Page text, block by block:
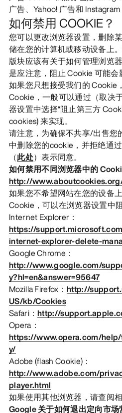
广告、Yahoo! 广告和 Instagram
如何禁用 COOKIE？
您可以更改浏览器设置，删除
储在您的计算机或移动设备上
版块应该有关于如何管理浏览
是应注意，阻止 Cookie 可能会
如果您只想接受我们的 Cookie
Cookie，一般可以通过（取决
器设置中选择“阻止第三方
cookies) 来实现。
请注意，为确保不共享/出售您
中删除您的cookie，并拒绝通
（此处）表示同意。
如何禁用不同浏览器中的
http://
如果您不希望网站在您的设备
Cookie，可以在浏览器设置中
Internet Explorer：
https://
internet-explorer-delete-
Google Chrome：
http://www.google.com/
y?hl=en&answer=95647
Mozilla Firefox：http://
US/kb/Cookies
Safari：http://
Opera：
https://www.opera.com/
y/
Adobe (flash Cookie)：
http://www.adobe.com/
player.html
如果使用其他浏览器，请查阅
Google 关于如何退出定向市场